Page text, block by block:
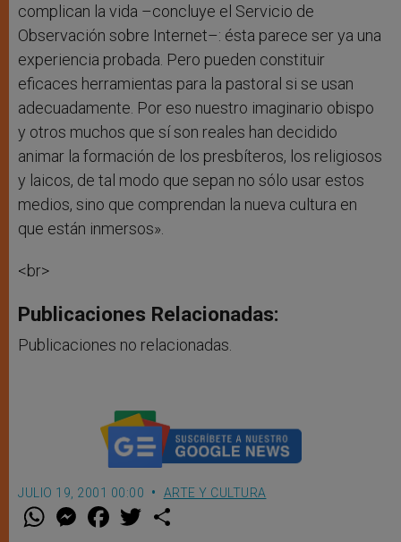
complican la vida –concluye el Servicio de
Observación sobre Internet–: ésta parece ser ya una
experiencia probada. Pero pueden constituir
eficaces herramientas para la pastoral si se usan
adecuadamente. Por eso nuestro imaginario obispo
y otros muchos que sí son reales han decidido
animar la formación de los presbíteros, los religiosos
y laicos, de tal modo que sepan no sólo usar estos
medios, sino que comprendan la nueva cultura en
que están inmersos».
<br>
Publicaciones Relacionadas:
Publicaciones no relacionadas.
JULIO 19, 2001 00:00 ARTE Y CULTURA
W M
e
F
a w